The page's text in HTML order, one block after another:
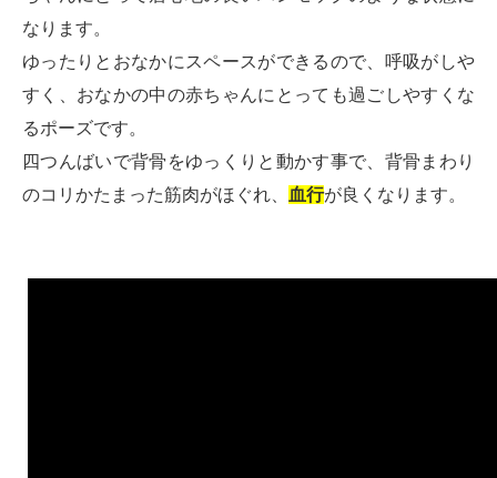
なります。
ゆったりとおなかにスペースができるので、呼吸がしや
すく、おなかの中の赤ちゃんにとっても過ごしやすくな
るポーズです。
四つんばいで背骨をゆっくりと動かす事で、背骨まわり
のコリかたまった筋肉がほぐれ、 血行が良くなります。